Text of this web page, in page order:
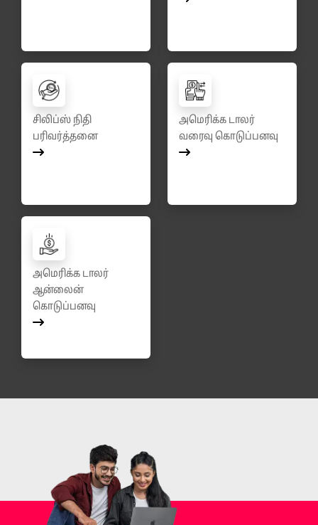
சிலிப்ஸ் நிதி
பரிவர்த்தனை
அமெரிக்க டாலர்
வரைவு கொடுப்பனவு
அமெரிக்க டாலர்
ஆன்லைன்
கொடுப்பனவு